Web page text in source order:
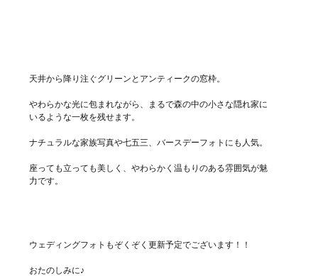
天井から降り注ぐグリーンとアンティークの窓枠。
やわらかな光に包まれながら、まるで森の中の小さな隠れ家に
いるような一枚を残せます。
ナチュラルな家族写真や七五三、バースデーフォトにも人気。
座っても立っても美しく、やわらかく温もりのある雰囲気が魅
力です。
ウェディングフォトもぞくぞく更新予定でございます！！
おたのしみに♪